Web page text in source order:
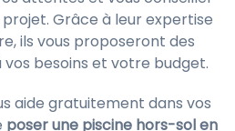
Grâce à leur expertise
ils vous proposeront des
besoins et votre budget.
aide gratuitement dans vos
poser une piscine hors-sol en